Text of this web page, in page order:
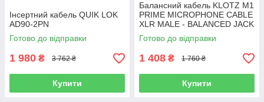
Інсертний кабель QUIK LOK
AD90-2PN
Готово до відправки
1 980 ₴ 3 762 ₴
Купити
Балансний кабель KLOTZ M1
PRIME MICROPHONE CABLE
XLR MALE - BALANCED JACK
5 M
Готово до відправки
1 408 ₴ 1 760 ₴
Купити